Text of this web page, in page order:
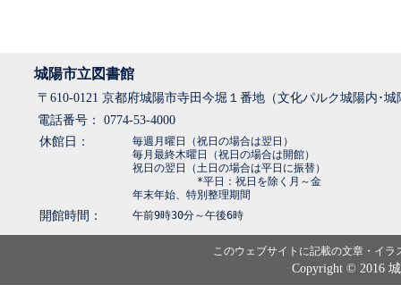
城陽市立図書館
〒610-0121 京都府城陽市寺田今堀１番地（文化パルク城陽内･
電話番号： 0774-53-4000
休館日：
毎週月曜日（祝日の場合は翌日）
毎月最終木曜日（祝日の場合は開館）
祝日の翌日（土日の場合は平日に振替）
*平日：祝日を除く月～金
年末年始、特別整理期間
開館時間： 午前9時30分～午後6時
このウェブサイトに記載の文章・イ
Copyright © 2016